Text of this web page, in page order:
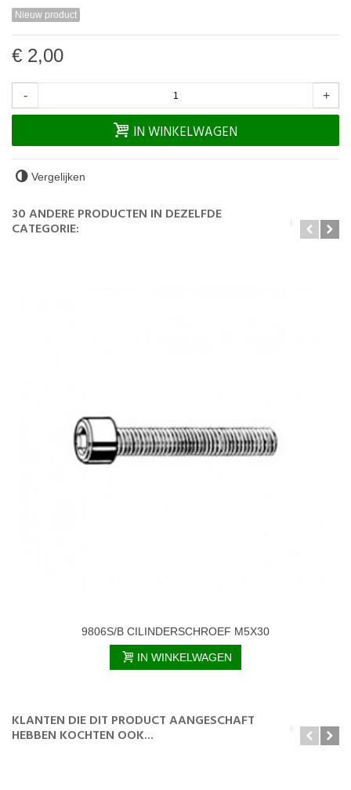
Nieuw product
€ 2,00
- +
IN WINKELWAGEN
Vergelijken
30 ANDERE PRODUCTEN IN DEZELFDE
CATEGORIE:
9806S/B CILINDERSCHROEF M5X30
IN WINKELWAGEN
KLANTEN DIE DIT PRODUCT AANGESCHAFT
HEBBEN KOCHTEN OOK...